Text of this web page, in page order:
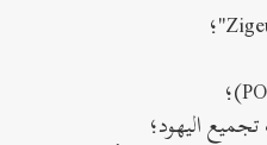
اليهود؛